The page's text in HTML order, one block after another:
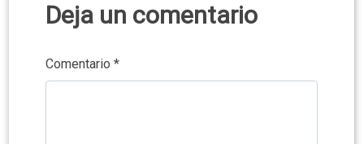
Deja un comentario
Comentario *